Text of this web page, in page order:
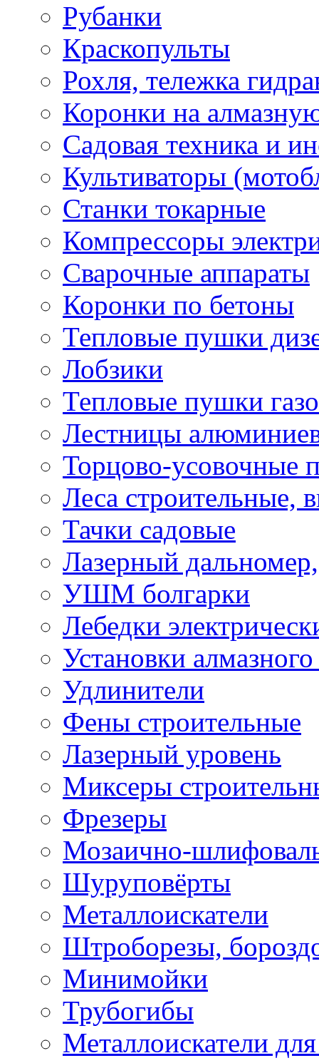
Рубанки
Краскопульты
Рохля, тележка
Коронки на
Садовая техника и
Культиваторы
Станки токарные
Компрессоры
Сварочные аппараты
Коронки по бетоны
Тепловые пушки
Лобзики
Тепловые пушки
Лестницы
Торцово-усовочные
Леса строительные,
Тачки садовые
Лазерный дальномер,
УШМ болгарки
Лебедки
Установки
Удлинители
Фены строительные
Лазерный уровень
Миксеры
Фрезеры
Мозаично-
Шуруповёрты
Металлоискатели
Штроборезы,
Минимойки
Трубогибы
Металлоискатели